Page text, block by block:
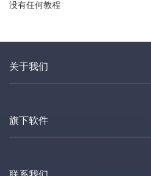
没有任何教程
关于我们
旗下软件